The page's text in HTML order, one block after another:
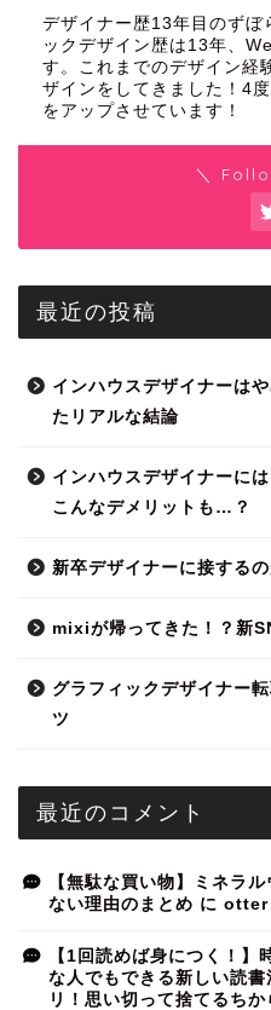
デザイナー歴13年目のずぼ
ックデザイン歴は13年、
す。これまでのデザイン経
ザインをしてきました！4
をアップさせています！
＼
最近の投稿
インハウスデザイナーは
たリアルな結論
インハウスデザイナーに
こんなデメリットも…？
新卒デザイナーに接する
mixiが帰ってきた！？新
グラフィックデザイナー
ツ
最近のコメント
【無駄な買い物】ミネラ
ない理由のまとめ に otter
【1回読めば身につく！
な人でもできる新しい読書
リ！思い切って捨てるち